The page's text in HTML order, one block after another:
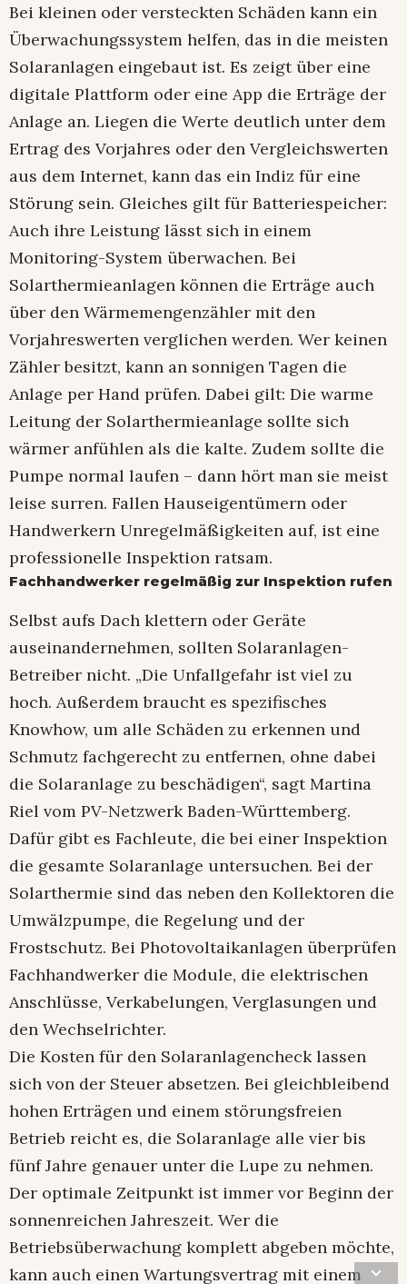
Bei kleinen oder versteckten Schäden kann ein
Überwachungssystem helfen, das in die meisten
Solaranlagen eingebaut ist. Es zeigt über eine
digitale Plattform oder eine App die Erträge der
Anlage an. Liegen die Werte deutlich unter dem
Ertrag des Vorjahres oder den Vergleichswerten
aus dem Internet, kann das ein Indiz für eine
Störung sein. Gleiches gilt für Batteriespeicher:
Auch ihre Leistung lässt sich in einem
Monitoring-System überwachen. Bei
Solarthermieanlagen können die Erträge auch
über den Wärmemengenzähler mit den
Vorjahreswerten verglichen werden. Wer keinen
Zähler besitzt, kann an sonnigen Tagen die
Anlage per Hand prüfen. Dabei gilt: Die warme
Leitung der Solarthermieanlage sollte sich
wärmer anfühlen als die kalte. Zudem sollte die
Pumpe normal laufen – dann hört man sie meist
leise surren. Fallen Hauseigentümern oder
Handwerkern Unregelmäßigkeiten auf, ist eine
professionelle Inspektion ratsam.
Fachhandwerker regelmäßig zur Inspektion rufen
Selbst aufs Dach klettern oder Geräte
auseinandernehmen, sollten Solaranlagen-
Betreiber nicht. „Die Unfallgefahr ist viel zu
hoch. Außerdem braucht es spezifisches
Knowhow, um alle Schäden zu erkennen und
Schmutz fachgerecht zu entfernen, ohne dabei
die Solaranlage zu beschädigen“, sagt Martina
Riel vom PV-Netzwerk Baden-Württemberg.
Dafür gibt es Fachleute, die bei einer Inspektion
die gesamte Solaranlage untersuchen. Bei der
Solarthermie sind das neben den Kollektoren die
Umwälzpumpe, die Regelung und der
Frostschutz. Bei Photovoltaikanlagen überprüfen
Fachhandwerker die Module, die elektrischen
Anschlüsse, Verkabelungen, Verglasungen und
den Wechselrichter.
Die Kosten für den Solaranlagencheck lassen
sich von der Steuer absetzen. Bei gleichbleibend
hohen Erträgen und einem störungsfreien
Betrieb reicht es, die Solaranlage alle vier bis
fünf Jahre genauer unter die Lupe zu nehmen.
Der optimale Zeitpunkt ist immer vor Beginn der
sonnenreichen Jahreszeit. Wer die
Betriebsüberwachung komplett abgeben möchte,
kann auch einen Wartungsvertrag mit einem